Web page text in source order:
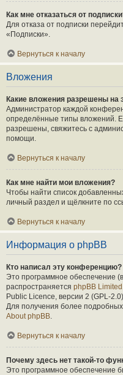
Как мне отказаться от
Для отказа от подписки
«Подписки».
Вернуться к началу
Вложения
Какие вложения разрешены на
Администратор каждой
определённые типы вложений.
разрешены, свяжитесь с
помощи.
Вернуться к началу
Как мне найти мои вложения?
Чтобы найти список
личный раздел и щёлкните по
Вернуться к началу
Информация о phpBB
Кто написал эту конференцию?
Это программное обеспечение
распространяется phpBB Limited
Public Licence, версии 2 (GPL-
Для получения более
About phpBB.
Вернуться к началу
Почему здесь нет такой-то
Это программное обеспечение